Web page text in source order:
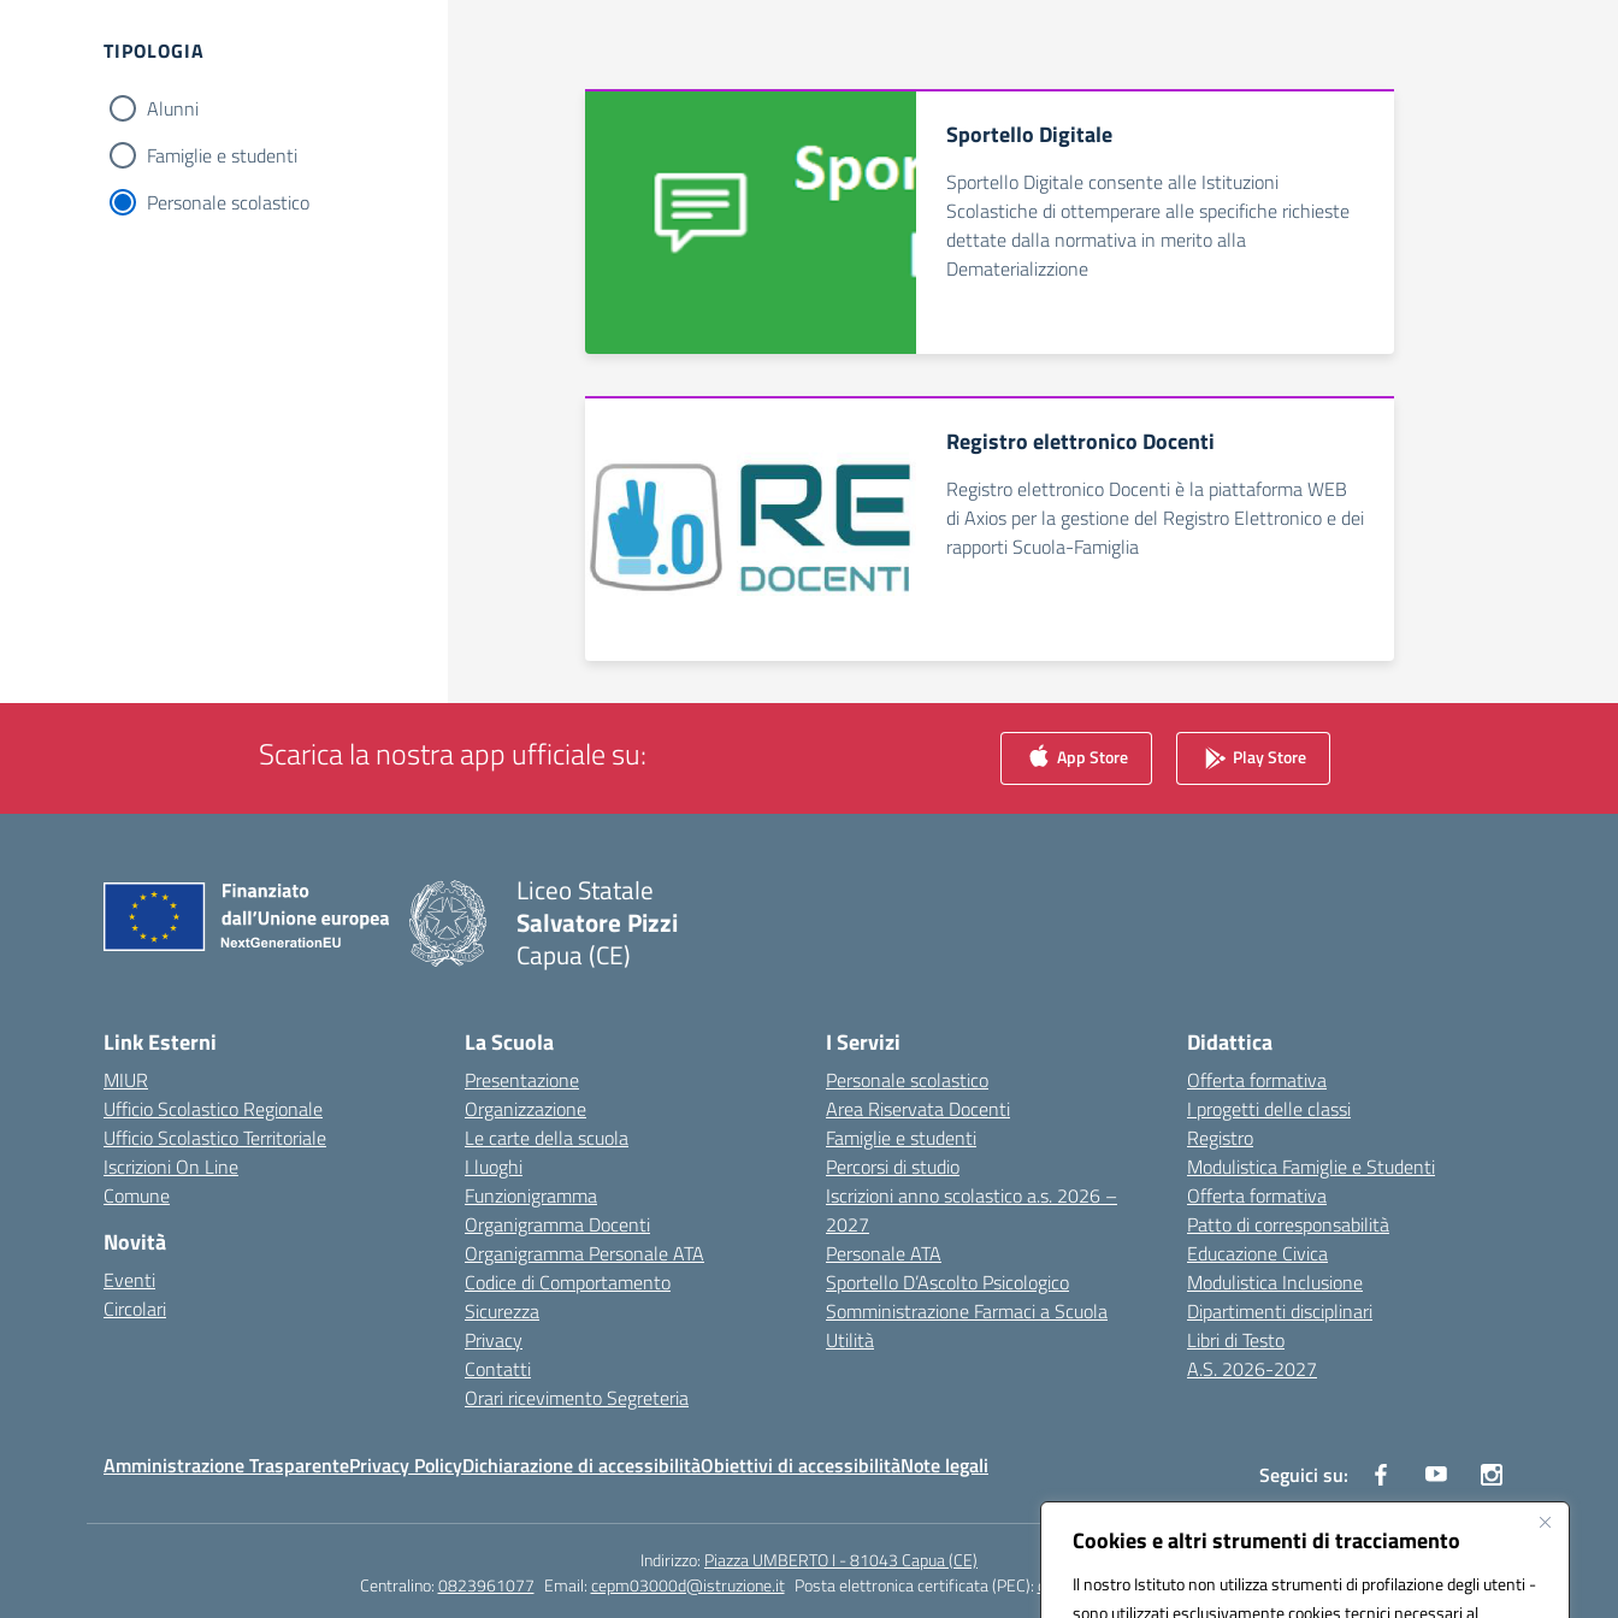
Cookies e altri strumenti di tracciamento
Il nostro Istituto non utilizza strumenti di profilazione degli utenti -
sono utilizzati esclusivamente cookies tecnici necessari al
Filtri
TIPOLOGIA
Alunni
Famiglie e studenti
Personale scolastico
Sportello Digitale
Sportello Digitale consente alle Istituzioni
Scolastiche di ottemperare alle specifiche richieste
dettate dalla normativa in merito alla
Dematerializzione
Registro elettronico Docenti
Registro elettronico Docenti è la piattaforma WEB
di Axios per la gestione del Registro Elettronico e dei
rapporti Scuola-Famiglia
Scarica la nostra app ufficiale su: App Store Play Store
Liceo Statale
Salvatore Pizzi
Capua (CE)
Link Esterni
MIUR
Ufficio Scolastico Regionale
Ufficio Scolastico Territoriale
Iscrizioni On Line
Comune
Novità
Eventi
Circolari
La Scuola
Presentazione
Organizzazione
Le carte della scuola
I luoghi
Funzionigramma
Organigramma Docenti
Organigramma Personale ATA
Codice di Comportamento
Sicurezza
Privacy
Contatti
Orari ricevimento Segreteria
I Servizi
Personale scolastico
Area Riservata Docenti
Famiglie e studenti
Percorsi di studio
Iscrizioni anno scolastico a.s. 2026 –
2027
Personale ATA
Sportello D’Ascolto Psicologico
Somministrazione Farmaci a Scuola
Utilità
Didattica
Offerta formativa
I progetti delle classi
Registro
Modulistica Famiglie e Studenti
Offerta formativa
Patto di corresponsabilità
Educazione Civica
Modulistica Inclusione
Dipartimenti disciplinari
Libri di Testo
A.S. 2026-2027
Amministrazione TrasparentePrivacy PolicyDichiarazione di accessibilitàObiettivi di accessibilitàNote legali Seguici su:
Indirizzo: Piazza UMBERTO I - 81043 Capua (CE)
Centralino:0823961077 Email:cepm03000d@istruzione.it Posta elettronica certificata (PEC):cepm03000d@pec.istruzione.it